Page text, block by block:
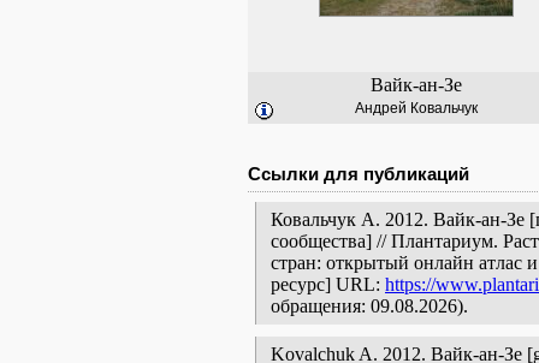
Вайк-ан-Зе
Андрей Ковальчук
Ссылки для публикаций
Ковальчук А. 2012. Вайк-ан-Зе
сообщества] // Плантариум.
стран: открытый онлайн атлас
ресурс] URL: https://
обращения: 09.08.2026).
Kovalchuk A. 2012. Вайк-ан-Зе